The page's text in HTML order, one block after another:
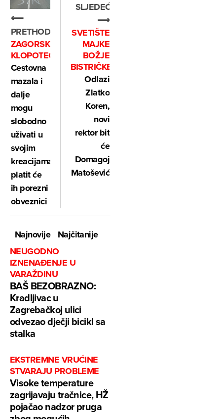
⟵
PRETHODNO
ZAGORSKI
KLOPOTEC
Cestovna
mazala i
dalje
mogu
slobodno
uživati u
svojim
kreacijama,
platit će
ih porezni
obveznici
SLJEDEĆE
⟶
SVETIŠTE
MAJKE
BOŽJE
BISTRIČKE
Odlazi
Zlatko
Koren,
novi
rektor bit
će
Domagoj
Matošević
Najnovije
Najčitanije
NEUGODNO
IZNENAĐENJE U
VARAŽDINU
BAŠ BEZOBRAZNO:
Kradljivac u
Zagrebačkoj ulici
odvezao dječji bicikl sa
stalka
EKSTREMNE VRUĆINE
STVARAJU PROBLEME
Visoke temperature
zagrijavaju tračnice, HŽ
pojačao nadzor pruga